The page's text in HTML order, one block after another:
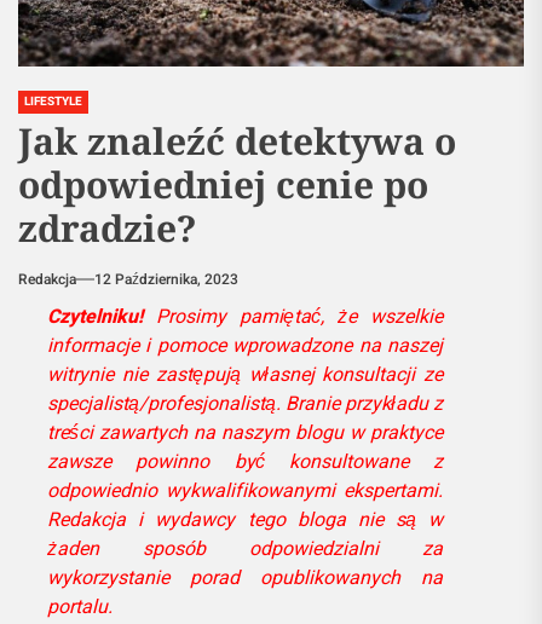
LIFESTYLE
Jak znaleźć detektywa o
odpowiedniej cenie po
zdradzie?
Redakcja 12 Października, 2023
Czytelniku!Prosimy pamiętać, że wszelkie
informacje i pomoce wprowadzone na naszej
witrynie nie zastępują własnej konsultacji ze
specjalistą/profesjonalistą. Branie przykładu z
treści zawartych na naszym blogu w praktyce
zawsze powinno być konsultowane z
odpowiednio wykwalifikowanymi ekspertami.
Redakcja i wydawcy tego bloga nie są w
żaden sposób odpowiedzialni za
wykorzystanie porad opublikowanych na
portalu.